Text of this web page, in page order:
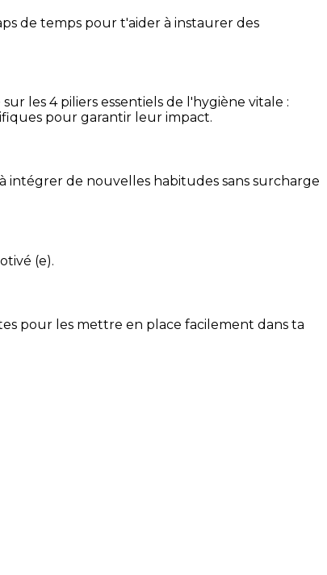
de temps pour t'aider à instaurer des
les 4 piliers essentiels de l'hygiène vitale :
pour garantir leur impact.
intégrer de nouvelles habitudes sans surcharge
(e).
pour les mettre en place facilement dans ta